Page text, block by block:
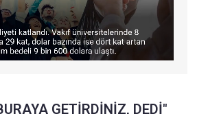
GETİRDİNİZ, DEDİ"